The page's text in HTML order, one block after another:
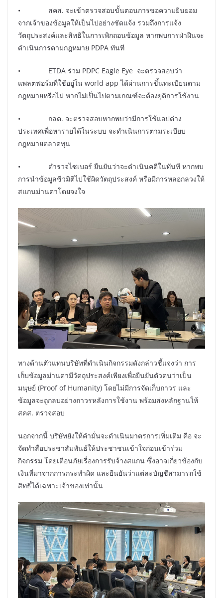
• สคส. จะเข้าตรวจสอบขั้นตอนการขอความยินยอม
จากเจ้าของข้อมูลให้เป็นไปอย่างชัดแจ้ง รวมถึงการแจ้ง
วัตถุประสงค์และสิทธิในการเพิกถอนข้อมูล หากพบการฝ่าฝืนจะ
ดำเนินการตามกฎหมาย PDPA ทันที
• ETDA ร่วม PDPC Eagle Eye จะตรวจสอบว่า
แพลตฟอร์มที่ใช้อยู่ใน world app ได้ผ่านการขึ้นทะเบียนตาม
กฎหมายหรือไม่ หากไม่เป็นไปตามเกณฑ์จะต้องยุติการใช้งาน
• กลต. จะตรวจสอบหากพบว่ามีการใช้แอปต่าง
ประเทศเพื่อหารายได้ในระบบ จะดำเนินการตามระเบียบ
กฎหมายตลาดทุน
• ตำรวจไซเบอร์ ยืนยันว่าจะดำเนินคดีในทันที หากพบ
การนำข้อมูลชีวมิติไปใช้ผิดวัตถุประสงค์ หรือมีการหลอกลวงให้
สแกนม่านตาโดยจงใจ
ทางด้านตัวแทนบริษัทที่ดำเนินกิจกรรมดังกล่าวชี้แจงว่า การ
เก็บข้อมูลม่านตามีวัตถุประสงค์เพียงเพื่อยืนยันตัวตนว่าเป็น
มนุษย์ (Proof of Humanity) โดยไม่มีการจัดเก็บถาวร และ
ข้อมูลจะถูกลบอย่างถาวรหลังการใช้งาน พร้อมส่งหลักฐานให้
สคส. ตรวจสอบ
นอกจากนี้ บริษัทยังให้คำมั่นจะดำเนินมาตรการเพิ่มเติม คือ จะ
จัดทำสื่อประชาสัมพันธ์ให้ประชาชนเข้าใจก่อนเข้าร่วม
กิจกรรม โดยเตือนภัยเรื่องการรับจ้างสแกน ซึ่งอาจเกี่ยวข้องกับ
เงินที่มาจากการกระทำผิด และยืนยันว่าแต่ละบัญชีสามารถใช้
สิทธิ์ได้เฉพาะเจ้าของเท่านั้น